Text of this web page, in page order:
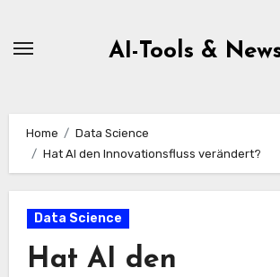
AI-Tools &
Home
Data Science
Hat AI den Innovationsfluss verändert?
Data Science
Hat AI den